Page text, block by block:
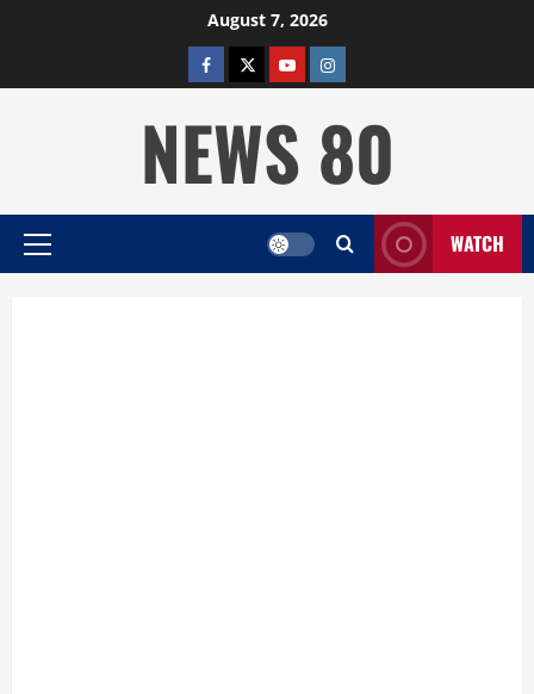
August 7, 2026
facebooktwitterYOUTUBE
instagram
NEWS 80
Primary
WATCH